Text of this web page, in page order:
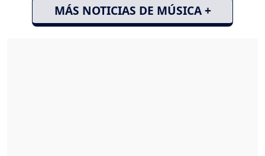
MÁS NOTICIAS DE MÚSICA +